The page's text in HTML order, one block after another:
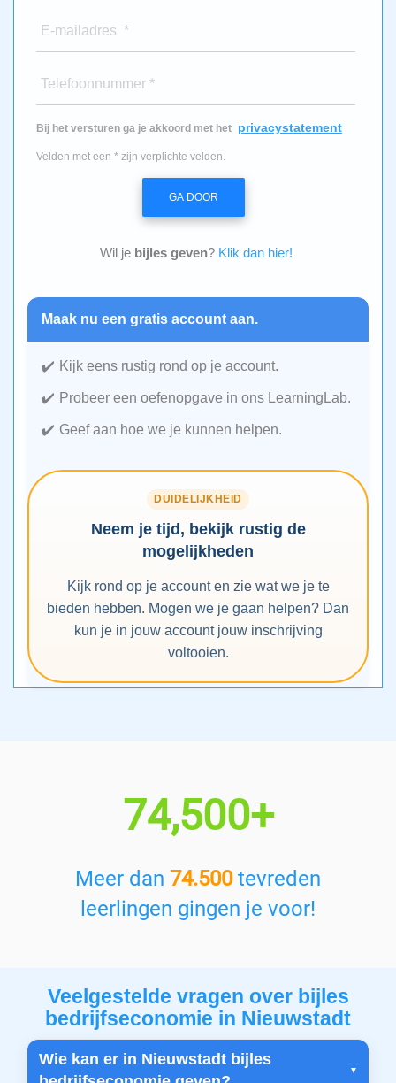
E-mailadres *
Telefoonnummer *
Bij het versturen ga je akkoord met het privacystatement
Velden met een * zijn verplichte velden.
GA DOOR
Wil je bijles geven? Klik dan hier!
Maak nu een gratis account aan.
Kijk eens rustig rond op je account.
Probeer een oefenopgave in ons LearningLab.
Geef aan hoe we je kunnen helpen.
DUIDELIJKHEID
Neem je tijd, bekijk rustig de
mogelijkheden
Kijk rond op je account en zie wat we je te
bieden hebben. Mogen we je gaan helpen? Dan
kun je in jouw account jouw inschrijving
voltooien.
74,500+
Meer dan 74.500tevreden
leerlingen gingen je voor!
Veelgestelde vragen over bijles
bedrijfseconomie in Nieuwstadt
Wie kan er in Nieuwstadt bijles